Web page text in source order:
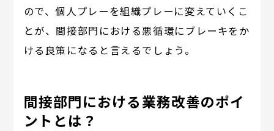
ので、個人プレーを組織プレーに変えていくこ
とが、間接部門における悪循環にブレーキをか
ける良策になると言えるでしょう。
間接部門における業務改善のポイ
ントとは？